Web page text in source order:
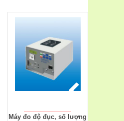
Máy phân tích nước cầm